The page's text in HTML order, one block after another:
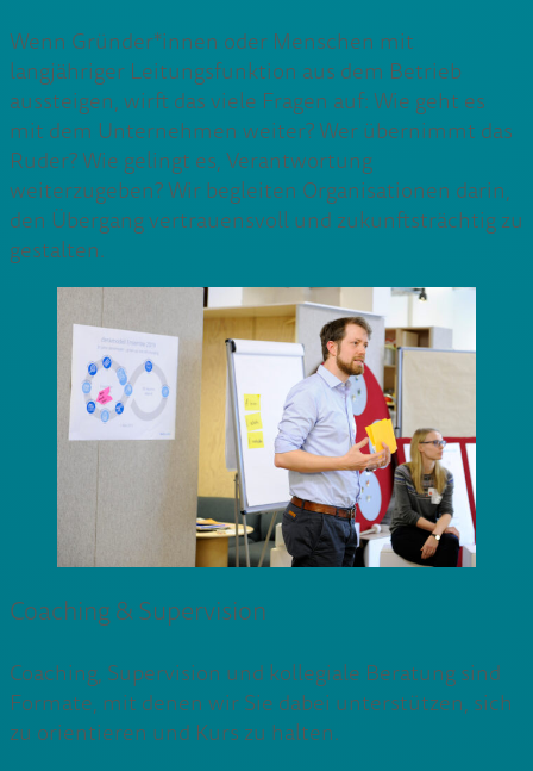
Wenn Gründer*innen oder Menschen mit
langjähriger Leitungsfunktion aus dem Betrieb
aussteigen, wirft das viele Fragen auf: Wie geht es
mit dem Unternehmen weiter? Wer übernimmt das
Ruder? Wie gelingt es, Verantwortung
weiterzugeben? Wir begleiten Organisationen darin,
den Übergang vertrauensvoll und zukunftsträchtig zu
gestalten.
Coaching & Supervision
Coaching, Supervision und kollegiale Beratung sind
Formate, mit denen wir Sie dabei unterstützen, sich
zu orientieren und Kurs zu halten.